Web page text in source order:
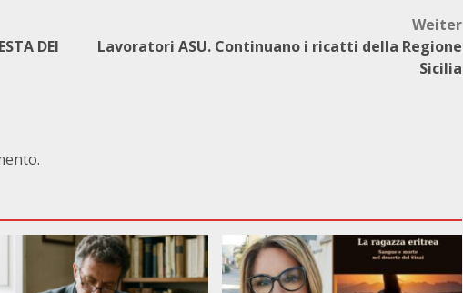
DEI
Weiter
Lavoratori ASU. Continuano i ricatti della Regione
Sicilia